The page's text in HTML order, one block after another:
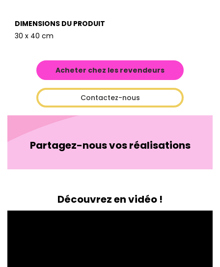
DIMENSIONS DU PRODUIT
30 x 40 cm
Acheter chez les revendeurs
Contactez-nous
Partagez-nous vos réalisations
Découvrez en vidéo !